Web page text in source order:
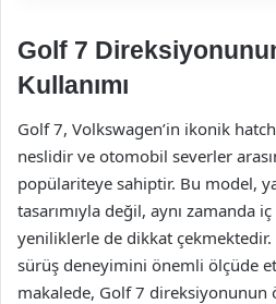
Golf 7
Kullanımı
Golf 7, Volkswagen’in ikonik
neslidir ve otomobil severler
popülariteye sahiptir. Bu model,
tasarımıyla değil, aynı zamanda
yeniliklerle de dikkat
sürüş deneyimini önemli ölçüde
makalede, Golf 7 direksiyonunun